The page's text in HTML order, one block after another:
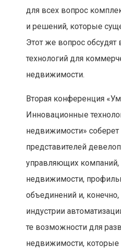
для всех вопрос
и решений, которые
Этот же вопрос обсудят
технологий для
недвижимости.
Вторая конференция
Инновационные
недвижимости» соберет
представителей
управляющих компаний,
недвижимости,
объединений и, конечно,
индустрии
те возможности для
недвижимости, которые